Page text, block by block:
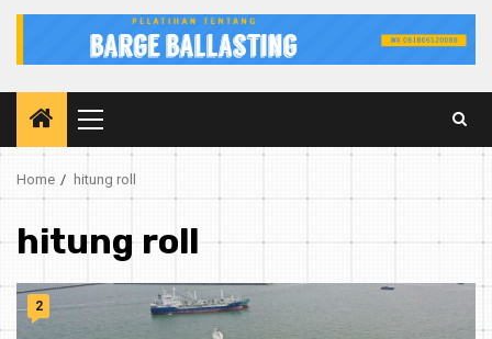
Primary
Menu
Home hitung roll
hitung roll
2